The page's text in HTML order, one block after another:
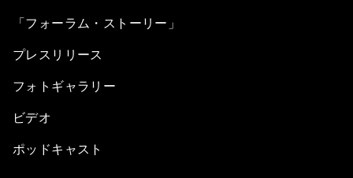
「フォーラム・ストーリー」
プレスリリース
フォトギャラリー
ビデオ
ポッドキャスト